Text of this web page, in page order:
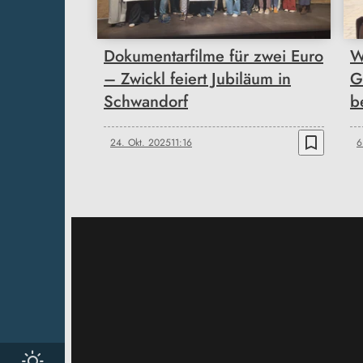
Dokumentarfilme für zwei Euro
– Zwickl feiert Jubiläum in
Schwandorf
24. Okt. 202511:16 bookmark_border